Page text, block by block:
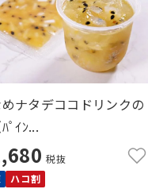
ナタデココドリンクの
ﾟｲﾝ...
税抜
ハコ割